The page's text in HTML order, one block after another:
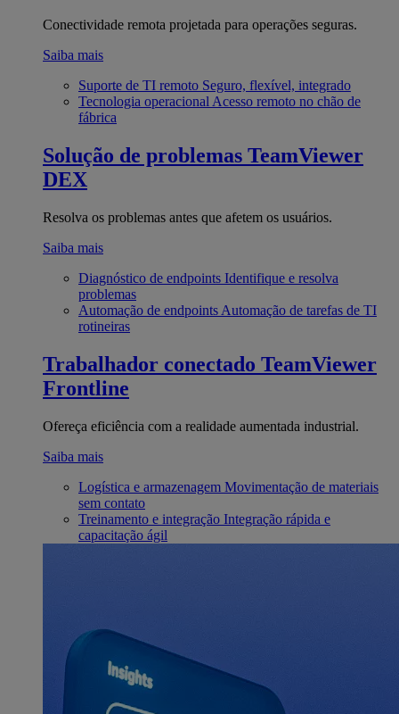
Conectividade remota projetada para operações seguras.
Saiba mais
Suporte de TI remoto Seguro, flexível, integrado
Tecnologia operacional Acesso remoto no chão de
fábrica
Solução de problemas TeamViewer
DEX
Resolva os problemas antes que afetem os usuários.
Saiba mais
Diagnóstico de endpoints Identifique e resolva
problemas
Automação de endpoints Automação de tarefas de TI
rotineiras
Trabalhador conectado TeamViewer
Frontline
Ofereça eficiência com a realidade aumentada industrial.
Saiba mais
Logística e armazenagem Movimentação de materiais
sem contato
Treinamento e integração Integração rápida e
capacitação ágil